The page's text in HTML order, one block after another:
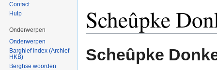
Scheûpke
Scheûpke
Contact
Hulp
Onderwerpen
Onderwerpen
Barghief Index (Archief
HKB)
Berghse woorden